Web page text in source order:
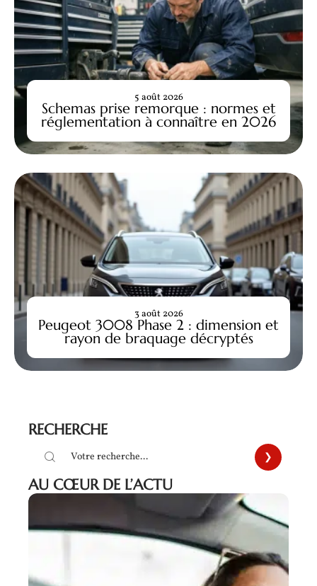
Schemas prise remorque : normes et
réglementation à connaître en 2026
5 août 2026
Peugeot 3008 Phase 2 : dimension et
rayon de braquage décryptés
3 août 2026
RECHERCHE
AU CŒUR DE L’ACTU